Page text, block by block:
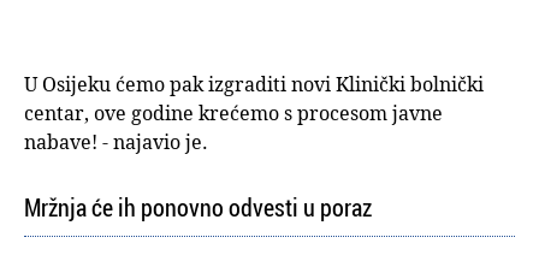
U Osijeku ćemo pak izgraditi novi Klinički bolnički
centar, ove godine krećemo s procesom javne
nabave! - najavio je.
Mržnja će ih ponovno odvesti u poraz